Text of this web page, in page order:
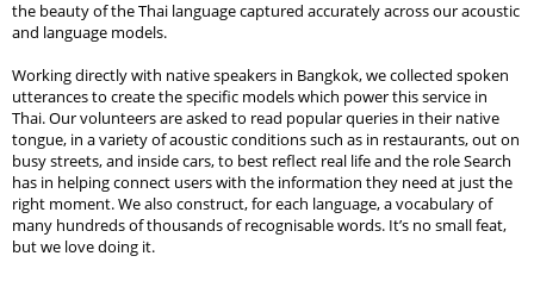
the beauty of the Thai language captured accurately across our acoustic
and language models.
Working directly with native speakers in Bangkok, we collected spoken
utterances to create the specific models which power this service in
Thai. Our volunteers are asked to read popular queries in their native
tongue, in a variety of acoustic conditions such as in restaurants, out on
busy streets, and inside cars, to best reflect real life and the role Search
has in helping connect users with the information they need at just the
right moment. We also construct, for each language, a vocabulary of
many hundreds of thousands of recognisable words. It’s no small feat,
but we love doing it.